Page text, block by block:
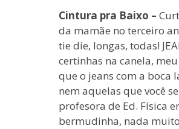
Cintura pra Baixo –
da mamãe no terceiro
tie die, longas, todas!
certinhas na canela,
que o jeans com a boca
nem aquelas que você
profesora de Ed. Física
bermudinha, nada